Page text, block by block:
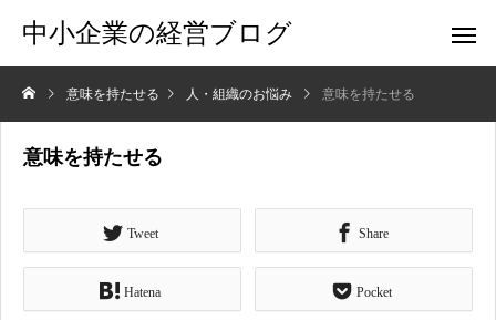
中小企業の経営ブログ
意味を持たせる 人・組織のお悩み 意味を持たせる
意味を持たせる
Tweet Share
Hatena Pocket